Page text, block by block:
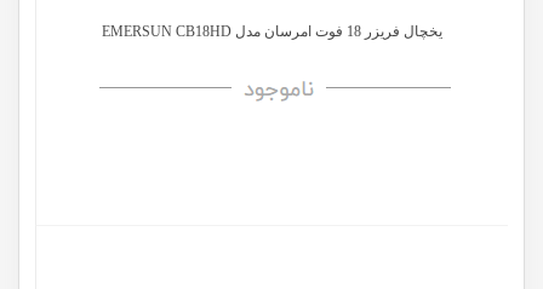
یخچال فریزر 18 فوت امرسان مدل EMERSUN CB18HD